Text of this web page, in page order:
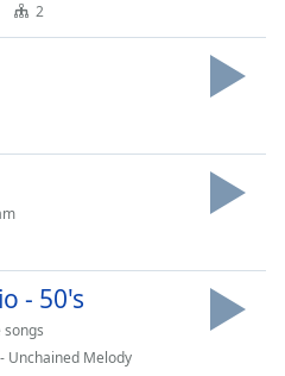
2
- 50's
songs
Unchained Melody